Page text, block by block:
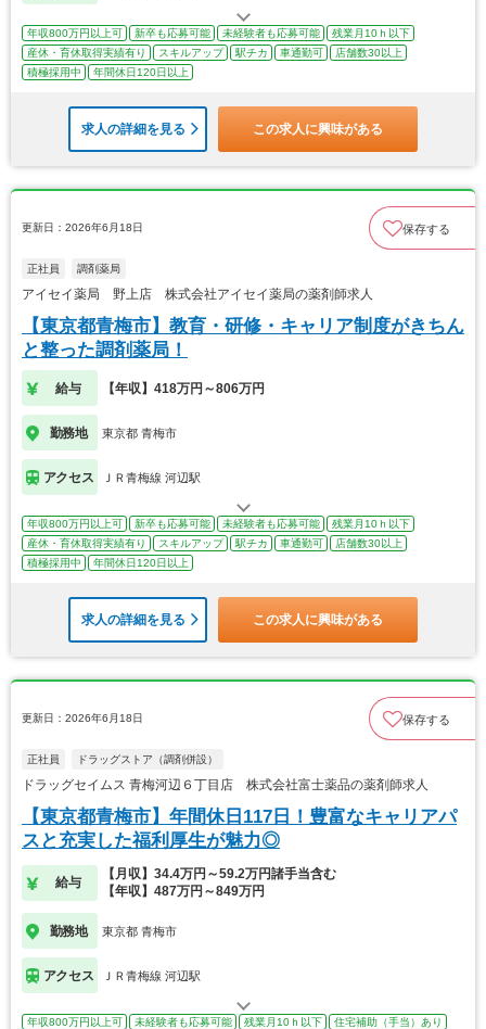
年収800万円以上可 新卒も応募可能 未経験者も応募可能
残業月10ｈ以下
産休・育休取得実績有り
スキルアップ 駅チカ 車通勤可
店舗数30以上
積極採用中
年間休日120日以上
求人の詳細を見る この求人に興味がある
更新日：2026年6月18日 保存する
正社員 調剤薬局
アイセイ薬局 野上店 株式会社アイセイ薬局の薬剤師求人
【東京都青梅市】教育・研修・キャリア制度がきちん
と整った調剤薬局！
給与 【年収】418万円～806万円
勤務地 東京都 青梅市
アクセス ＪＲ青梅線 河辺駅
年収800万円以上可 新卒も応募可能 未経験者も応募可能
残業月10ｈ以下
産休・育休取得実績有り
スキルアップ 駅チカ 車通勤可
店舗数30以上
積極採用中
年間休日120日以上
求人の詳細を見る この求人に興味がある
更新日：2026年6月18日 保存する
正社員 ドラッグストア（調剤併設）
ドラッグセイムス 青梅河辺６丁目店 株式会社富士薬品の薬剤師求人
【東京都青梅市】年間休日117日！豊富なキャリアパ
スと充実した福利厚生が魅力◎
給与
【月収】34.4万円～59.2万円諸手当含む
【年収】487万円～849万円
勤務地 東京都 青梅市
アクセス ＪＲ青梅線 河辺駅
年収800万円以上可 未経験者も応募可能 残業月10ｈ以下
住宅補助（手当）あり